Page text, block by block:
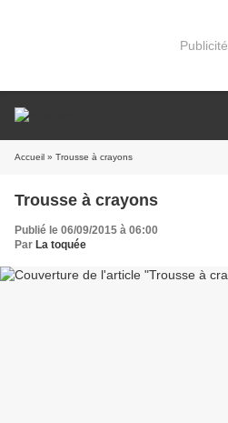
Publicité
Accueil » Trousse à crayons
Trousse à crayons
Publié le 06/09/2015 à 06:00
Par La toquée